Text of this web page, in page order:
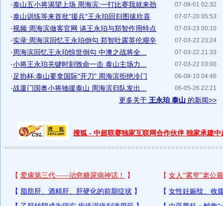
07-08-01 02:32
·泰山五小将渴望上场 周海滨:一打比赛我就来劲
07-07-20 05:53
·泰山训练等来首批"援兵"王永珀回归图拔欣喜
07-03-23 00:10
·视频:周海滨做客官网 谈王永珀与郑智作用特点
07-03-22 23:24
·实录:周海滨回忆王永珀倒勾 郑智吐露英伦艰辛
07-03-22 21:33
· 周海滨回忆王永珀惊世倒勾 中澳之战将全...
07-03-22 03:00
·小将王永珀关键时刻致命一击 泰山主场力...
06-08-10 04:46
· 足协杯:泰山要拿国际"开刀" 周海滨拒绝冷门
06-05-26 22:21
·战厦门国奥小将驰援泰山 周海滨归队发出...
更多关于 王永珀 泰山 的新闻>>
搜狐 - 中超联赛独家互联网合作伙伴 独家承建中